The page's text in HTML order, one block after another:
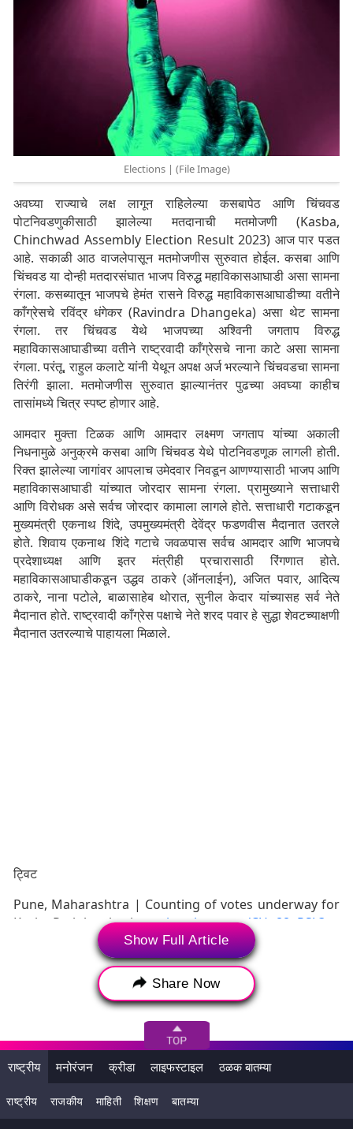
Elections | (File Image)
अवघ्या राज्याचे लक्ष लागून राहिलेल्या कसबापेठ आणि चिंचवड
पोटनिवडणुकीसाठी झालेल्या मतदानाची मतमोजणी (Kasba,
Chinchwad Assembly Election Result 2023) आज पार पडत
आहे. सकाळी आठ वाजलेपासून मतमोजणीस सुरुवात होईल. कसबा आणि
चिंचवड या दोन्ही मतदारसंघात भाजप विरुद्ध महाविकासआघाडी असा सामना
रंगला. कसब्यातून भाजपचे हेमंत रासने विरुद्ध महाविकासआघाडीच्या वतीने
काँग्रेसचे रविंद्र धंगेकर (Ravindra Dhangeka) असा थेट सामना
रंगला. तर चिंचवड येथे भाजपच्या अश्विनी जगताप विरुद्ध
महाविकासआघाडीच्या वतीने राष्ट्रवादी काँग्रेसचे नाना काटे असा सामना
रंगला. परंतू, राहुल कलाटे यांनी येथून अपक्ष अर्ज भरल्याने चिंचवडचा सामना
तिरंगी झाला. मतमोजणीस सुरुवात झाल्यानंतर पुढच्या अवघ्या काहीच
तासांमध्ये चित्र स्पष्ट होणार आहे.
आमदार मुक्ता टिळक आणि आमदार लक्ष्मण जगताप यांच्या अकाली
निधनामुळे अनुक्रमे कसबा आणि चिंचवड येथे पोटनिवडणूक लागली होती.
रिक्त झालेल्या जागांवर आपलाच उमेदवार निवडून आणण्यासाठी भाजप आणि
महाविकासआघाडी यांच्यात जोरदार सामना रंगला. प्रामुख्याने सत्ताधारी
आणि विरोधक असे सर्वच जोरदार कामाला लागले होते. सत्ताधारी गटाकडून
मुख्यमंत्री एकनाथ शिंदे, उपमुख्यमंत्री देवेंद्र फडणवीस मैदानात उतरले
होते. शिवाय एकनाथ शिंदे गटाचे जवळपास सर्वच आमदार आणि भाजपचे
प्रदेशाध्यक्ष आणि इतर मंत्रीही प्रचारासाठी रिंगणात होते.
महाविकासआघाडीकडून उद्धव ठाकरे (ऑनलाईन), अजित पवार, आदित्य
ठाकरे, नाना पटोले, बाळासाहेब थोरात, सुनील केदार यांच्यासह सर्व नेते
मैदानात होते. राष्ट्रवादी काँग्रेस पक्षाचे नेते शरद पवार हे सुद्धा शेवटच्याक्षणी
मैदानात उतरल्याचे पाहायला मिळाले.
ट्विट
Pune, Maharashtra | Counting of votes underway for
Kasba Peth by-electionspic.twitter.com/CUp88aRSL3
— ANI (@ANI)March 2, 2023
दरम्यान, कसबा विधानसभा पोटनिवडणुकीसाठी झालेल्या मतदानाच्या
मतमोजणीसाठी अवघ्या 20 फेऱ्या पार पडणार आहेत. 20 फेऱ्यांमध्ये संपूर्ण
चित्र स्पष्ट होणार आहे. तर दुसऱ्या बाजूला चिंचवडसाठी 37 फेऱ्या पार
पडतील. कसब्यासाठी कसब्यात . ईव्हीएम मतमोजणीसाठी 14 टेबल तर
टपाली मतपत्रिकांसाठी आणि सर्व्हिस वोटर्ससाठीच्या इटीपीबीएससाठी
(इलेक्ट्रॉनिकली ट्रान्समिटेड पोस्टल बॅलेट सिस्टीम) प्रत्येकी एक टेबल
दजेण्यात आला आहे. प्रत्येक टेबलवर एकूण 50 अधिकारी कार्यरत असतील.
ज्यात मतमोजणी पर्यवेक्षक, एक मतमोजणी सहायक आणि एक सूक्ष्म निरीक्षक
Show Full Article
Share Now
राष्ट्रीय मनोरंजन क्रीडा लाइफस्टाइल ठळक बातम्या
राष्ट्रीय राजकीय माहिती शिक्षण बातम्या